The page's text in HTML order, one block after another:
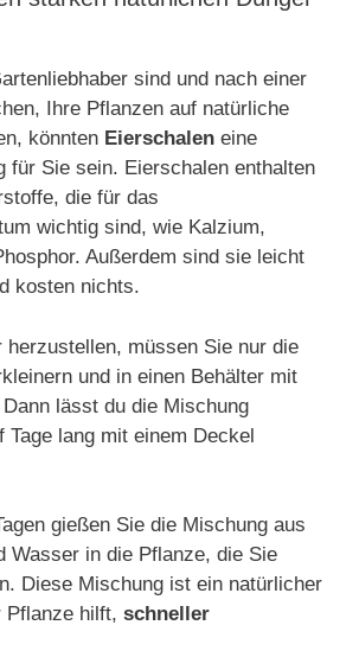
sind und nach einer
Ihre Pflanzen auf natürliche
könnten Eierschalen eine
für Sie sein. Eierschalen enthalten
die für das
wichtig sind, wie Kalzium,
Außerdem sind sie leicht
kosten nichts.
herzustellen, müssen Sie nur die
und in einen Behälter mit
lässt du die Mischung
Tage lang mit einem Deckel
gießen Sie die Mischung aus
Wasser in die Pflanze, die Sie
Diese Mischung ist ein natürlicher
Pflanze hilft, schneller